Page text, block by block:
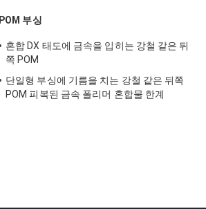
POM 부싱
혼합 DX 태도에 금속을 입히는 강철 같은 뒤
쪽 POM
단일형 부싱에 기름을 치는 강철 같은 뒤쪽
POM 피복된 금속 폴리머 혼합물 한계